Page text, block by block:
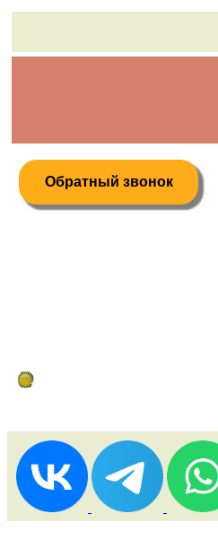
Обратный звонок
Дистанционное бронирование туров